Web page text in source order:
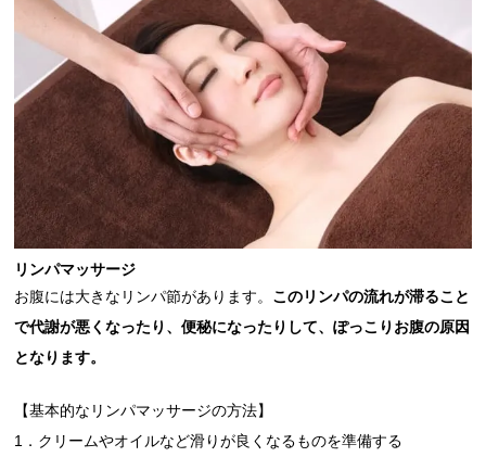
リンパマッサージ
お腹には大きなリンパ節があります。 このリンパの流れが滞ること
で代謝が悪くなったり、便秘になったりして、ぽっこりお腹の原因
となります。
【基本的なリンパマッサージの方法】
1．クリームやオイルなど滑りが良くなるものを準備する